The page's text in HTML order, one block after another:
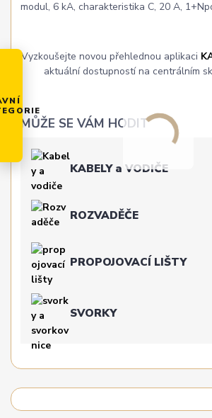
modul, 6 kA, charakteristika C, 20 A,
Vyzkoušejte novou přehlednou aplikaci
aktuální dostupností na centrálním
MŮŽE SE VÁM HODIT
KABELY a VODIČE
ROZVADĚČE
PROPOJOVACÍ LIŠTY
SVORKY